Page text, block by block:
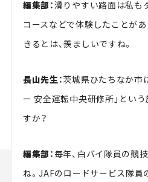
編集部：滑りやすい路面は私も
コースなどで体験したことが
きるとは、羨ましいですね。
長山先生：茨城県ひたちなか市
ー 安全運転中央研修所」とい
すか？
編集部： 毎年、白バイ隊員の競
ね。JAFのロードサービス隊